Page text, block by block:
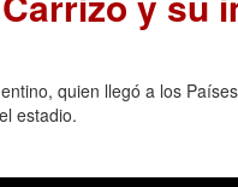
quien llegó a los
estadio.